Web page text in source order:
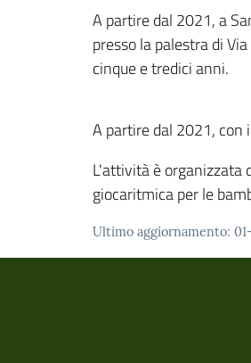
A partire dal 2021, a
presso la palestra di
cinque e tredici anni.
A partire dal 2021, con
L'attività è organizzata
giocaritmica per le
Ultimo aggiornamento: